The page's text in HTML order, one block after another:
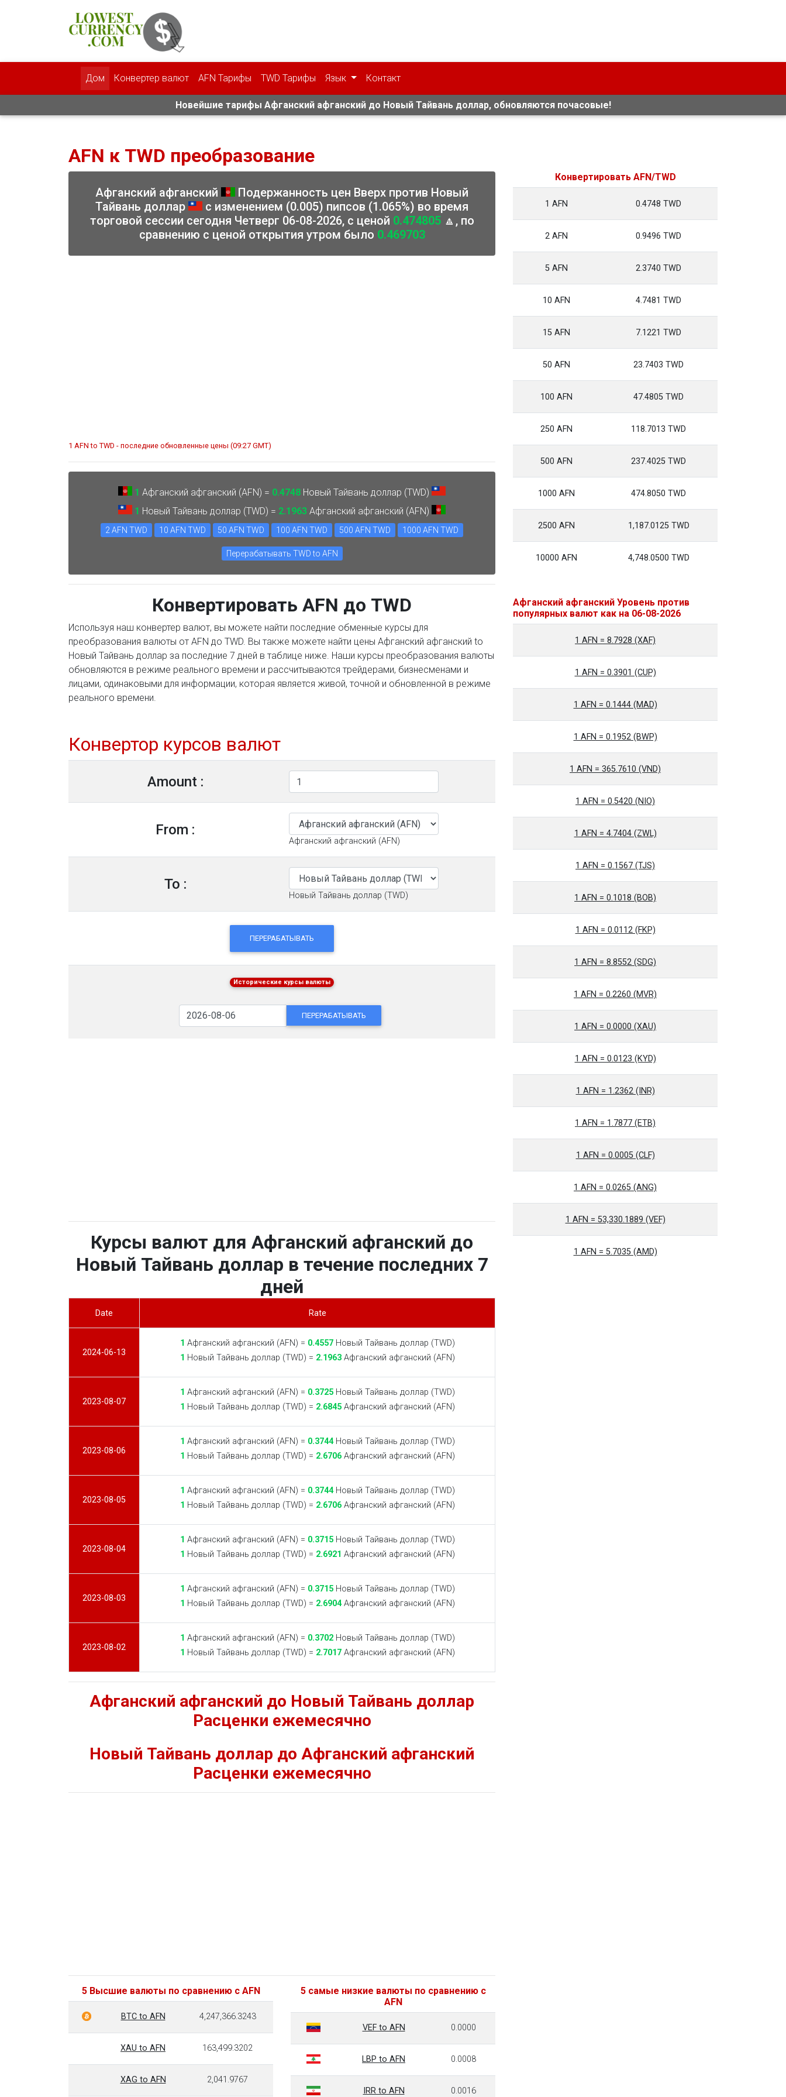
Дом Конвертер валют AFN Тарифы TWD Тарифы Язык Контакт
Новейшие тарифы Афганский афганский до Новый Тайвань доллар, обновляются почасовые!
AFN к TWD преобразование
Афганский афганский
Подержанность цен Вверх против Новый
Тайвань доллар
с изменением (0.005) пипсов (1.065%) во время
торговой сессии сегодня Четверг 06-08-2026, с ценой 0.474805🔼, по
сравнению с ценой открытия утром было 0.469703
1 AFN to TWD - последние обновленные цены (09:27 GMT)
1 Афганский афганский (AFN) = 0.4748 Новый Тайвань доллар (TWD)
1 Новый Тайвань доллар (TWD) = 2.1963 Афганский афганский (AFN)
2 AFN TWD 10 AFN TWD 50 AFN TWD 100 AFN TWD 500 AFN TWD 1000 AFN TWD
Перерабатывать TWD to AFN
Конвертировать AFN до TWD
Используя наш конвертер валют, вы можете найти последние обменные курсы для
преобразования валюты от AFN до TWD. Вы также можете найти цены Афганский афганский to
Новый Тайвань доллар за последние 7 дней в таблице ниже. Наши курсы преобразования валюты
обновляются в режиме реального времени и рассчитываются трейдерами, бизнесменами и
лицами, одинаковыми для информации, которая является живой, точной и обновленной в режиме
реального времени.
Конвертор курсов валют
Amount :
From :
Афганский афганский (AFN)
To :
Новый Тайвань доллар (TWD)
ПЕРЕРАБАТЫВАТЬ
Исторические курсы валюты
ПЕРЕРАБАТЫВАТЬ
Курсы валют для Афганский афганский до
Новый Тайвань доллар в течение последних 7
дней
Date Rate
2024-06-13
1 Афганский афганский (AFN) = 0.4557Новый Тайвань доллар (TWD)
1 Новый Тайвань доллар (TWD) = 2.1963Афганский афганский (AFN)
2023-08-07
1 Афганский афганский (AFN) = 0.3725Новый Тайвань доллар (TWD)
1 Новый Тайвань доллар (TWD) = 2.6845Афганский афганский (AFN)
2023-08-06
1 Афганский афганский (AFN) = 0.3744Новый Тайвань доллар (TWD)
1 Новый Тайвань доллар (TWD) = 2.6706Афганский афганский (AFN)
2023-08-05
1 Афганский афганский (AFN) = 0.3744Новый Тайвань доллар (TWD)
1 Новый Тайвань доллар (TWD) = 2.6706Афганский афганский (AFN)
2023-08-04
1 Афганский афганский (AFN) = 0.3715Новый Тайвань доллар (TWD)
1 Новый Тайвань доллар (TWD) = 2.6921 Афганский афганский (AFN)
2023-08-03
1 Афганский афганский (AFN) = 0.3715Новый Тайвань доллар (TWD)
1 Новый Тайвань доллар (TWD) = 2.6904Афганский афганский (AFN)
2023-08-02
1 Афганский афганский (AFN) = 0.3702Новый Тайвань доллар (TWD)
1 Новый Тайвань доллар (TWD) = 2.7017Афганский афганский (AFN)
Афганский афганский до Новый Тайвань доллар
Расценки ежемесячно
Новый Тайвань доллар до Афганский афганский
Расценки ежемесячно
5 Высшие валюты по сравнению с AFN
BTC to AFN 4,247,366.3243
XAU to AFN 163,499.3202
XAG to AFN 2,041.9767
5 самые низкие валюты по сравнению с
AFN
VEF to AFN 0.0000
LBP to AFN 0.0008
IRR to AFN 0.0016
Конвертировать AFN/TWD
1 AFN 0.4748 TWD
2 AFN 0.9496 TWD
5 AFN 2.3740 TWD
10 AFN 4.7481 TWD
15 AFN 7.1221 TWD
50 AFN 23.7403 TWD
100 AFN 47.4805 TWD
250 AFN 118.7013 TWD
500 AFN 237.4025 TWD
1000 AFN 474.8050 TWD
2500 AFN 1,187.0125 TWD
10000 AFN 4,748.0500 TWD
Афганский афганский Уровень против
популярных валют как на 06-08-2026
1 AFN = 8.7928 (XAF)
1 AFN = 0.3901 (CUP)
1 AFN = 0.1444 (MAD)
1 AFN = 0.1952 (BWP)
1 AFN = 365.7610 (VND)
1 AFN = 0.5420 (NIO)
1 AFN = 4.7404 (ZWL)
1 AFN = 0.1567 (TJS)
1 AFN = 0.1018 (BOB)
1 AFN = 0.0112 (FKP)
1 AFN = 8.8552 (SDG)
1 AFN = 0.2260 (MVR)
1 AFN = 0.0000 (XAU)
1 AFN = 0.0123 (KYD)
1 AFN = 1.2362 (INR)
1 AFN = 1.7877 (ETB)
1 AFN = 0.0005 (CLF)
1 AFN = 0.0265 (ANG)
1 AFN = 53,330.1889 (VEF)
1 AFN = 5.7035 (AMD)